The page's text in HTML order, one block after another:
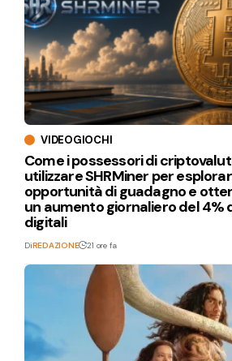
VIDEOGIOCHI
Come i possessori di
utilizzare SHRMiner per
opportunità di guadagno e
un aumento giornaliero del 4%
digitali
DiREDAZIONE 21 ore fa